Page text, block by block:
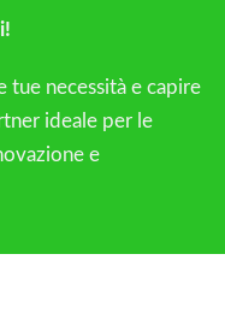
necessità e capire
ideale per le
e